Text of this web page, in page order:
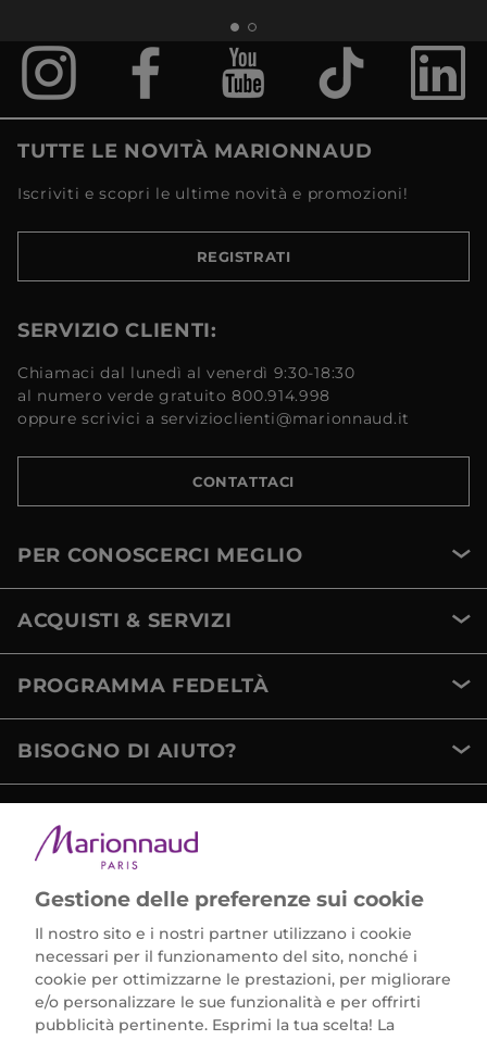
TUTTE LE NOVITÀ MARIONNAUD
Iscriviti e scopri le ultime novità e promozioni!
REGISTRATI
SERVIZIO CLIENTI:
Chiamaci dal lunedì al venerdì 9:30-18:30
al numero verde gratuito 800.914.998
oppure scrivici a servizioclienti@marionnaud.it
CONTATTACI
PER CONOSCERCI MEGLIO
ACQUISTI & SERVIZI
PROGRAMMA FEDELTÀ
BISOGNO DI AIUTO?
Marionnaud Parfumeries Italia S.r.l.
Gestione delle preferenze sui cookie
Il nostro sito e i nostri partner utilizzano i cookie
necessari per il funzionamento del sito, nonché i
cookie per ottimizzarne le prestazioni, per migliorare
e/o personalizzare le sue funzionalità e per offrirti
pubblicità pertinente. Esprimi la tua scelta! La